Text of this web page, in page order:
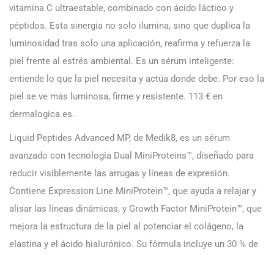
vitamina C ultraestable, combinado con ácido láctico y
péptidos. Esta sinergia no solo ilumina, sino que duplica la
luminosidad tras solo una aplicación, reafirma y refuerza la
piel frente al estrés ambiental. Es un sérum inteligente:
entiende lo que la piel necesita y actúa donde debe. Por eso la
piel se ve más luminosa, firme y resistente. 113 € en
dermalogica.es.
Liquid Peptides Advanced MP, de Medik8, es un sérum
avanzado con tecnología Dual MiniProteins™, diseñado para
reducir visiblemente las arrugas y líneas de expresión.
Contiene Expression Line MiniProtein™, que ayuda a relajar y
alisar las líneas dinámicas, y Growth Factor MiniProtein™, que
mejora la estructura de la piel al potenciar el colágeno, la
elastina y el ácido hialurónico. Su fórmula incluye un 30 % de